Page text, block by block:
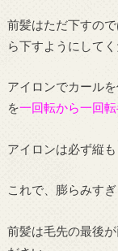
前髪はただ下すの
ら下すようにしてく
アイロンでカール
を一回転から一回
アイロンは必ず縦
これで、膨らみす
前髪は毛先の最後